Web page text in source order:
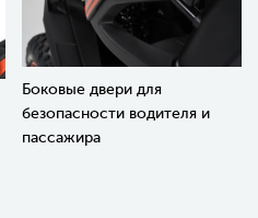
Боковые двери для
безопасности водителя и
пассажира